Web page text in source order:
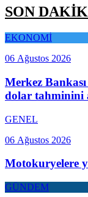
SON
EKONOMİ
06 Ağustos 2026
Merkez
dolar tahminini
GENEL
06 Ağustos 2026
Motokuryelere
GÜNDEM